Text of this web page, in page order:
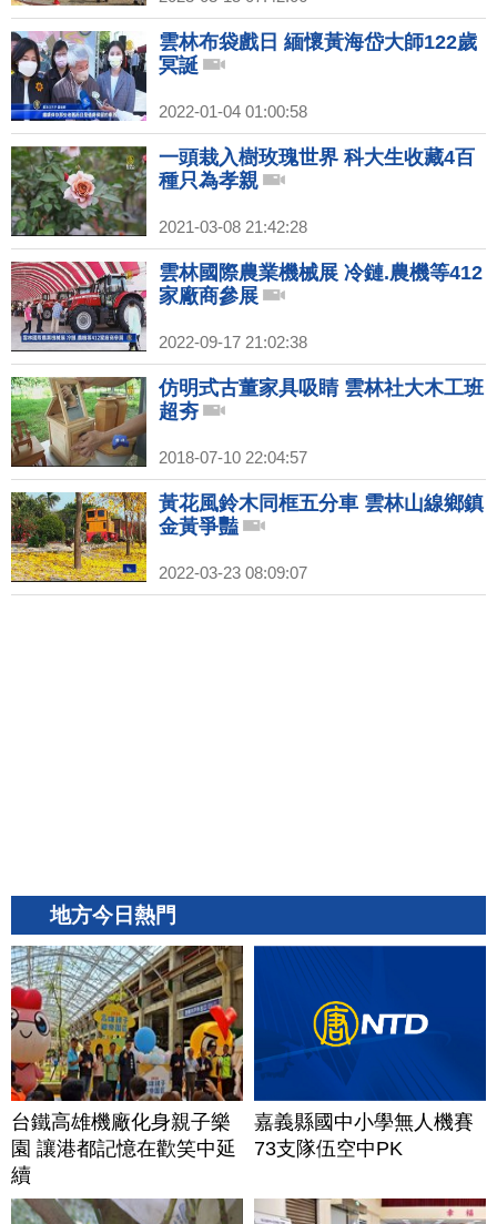
雲林布袋戲日 緬懷黃海岱大師122歲
冥誕
2022-01-04 01:00:58
一頭栽入樹玫瑰世界 科大生收藏4百
種只為孝親
2021-03-08 21:42:28
雲林國際農業機械展 冷鏈.農機等412
家廠商參展
2022-09-17 21:02:38
仿明式古董家具吸睛 雲林社大木工班
超夯
2018-07-10 22:04:57
黃花風鈴木同框五分車 雲林山線鄉鎮
金黃爭豔
2022-03-23 08:09:07
地方今日熱門
台鐵高雄機廠化身親子樂
園 讓港都記憶在歡笑中延
續
嘉義縣國中小學無人機賽
73支隊伍空中PK